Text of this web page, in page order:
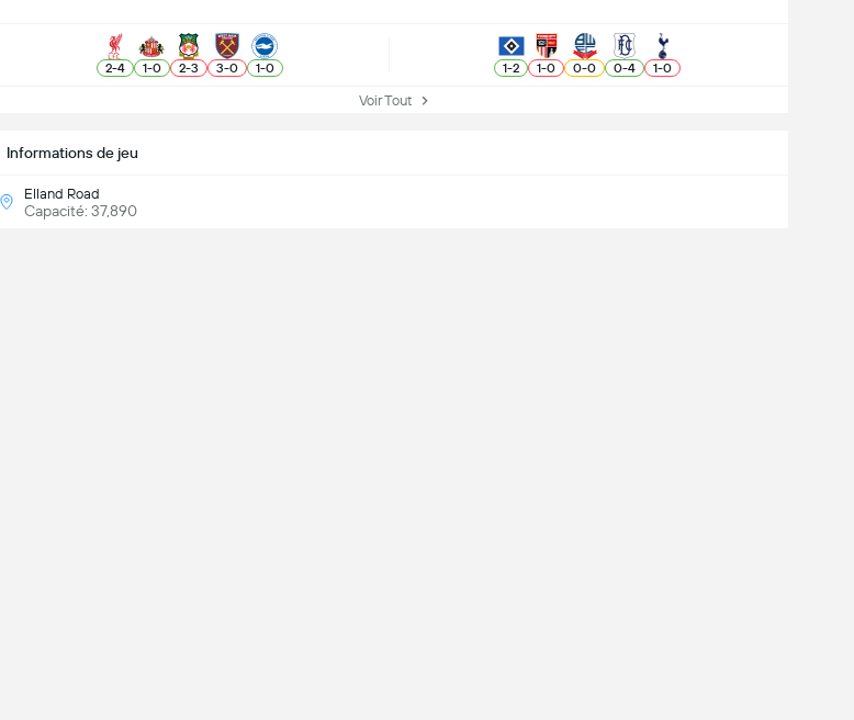
Informations de jeu
Elland Road
Capacité: 37,890
2-4 1-0 2-3 3-0 1-0 1-2 1-0 0-0 0-4 1-0
Voir Tout